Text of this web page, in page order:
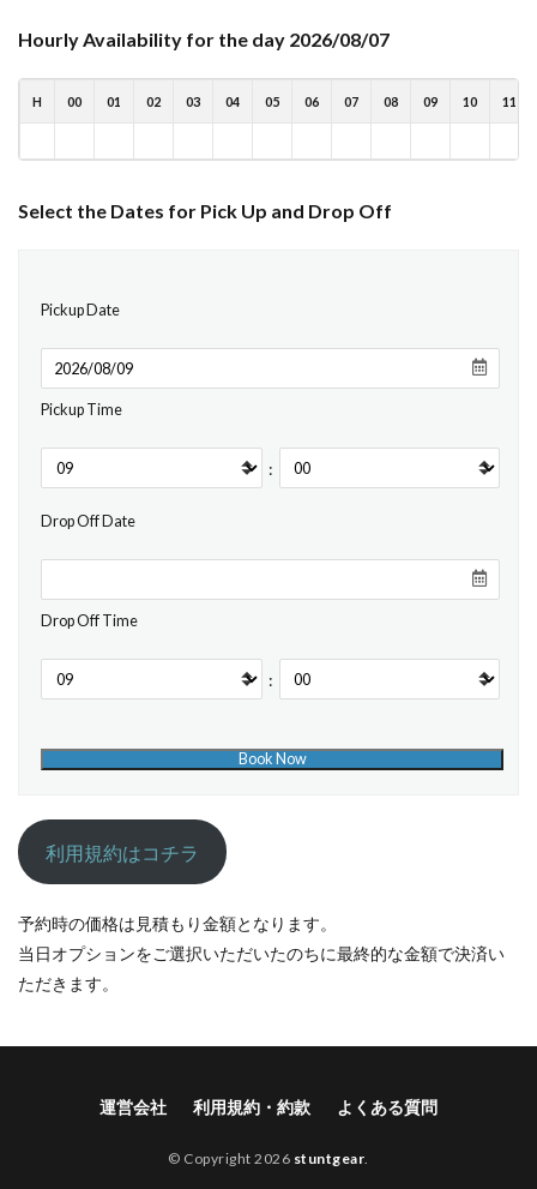
Hourly Availability for the day 2026/08/07
H 00 01 02 03 04 05 06 07 08 09 10 11
Select the Dates for Pick Up and Drop Off
Pickup Date
Pickup Time
:
Drop Off Date
Drop Off Time
:
利用規約はコチラ
予約時の価格は見積もり金額となります。
当日オプションをご選択いただいたのちに最終的な金額で決済い
ただきます。
運営会社 利用規約・約款 よくある質問
© Copyright 2026 stuntgear.